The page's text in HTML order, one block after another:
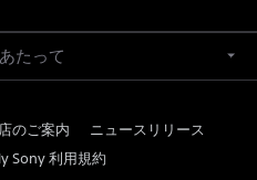
たって
のご案内
ニュースリリース
Sony 利用規約